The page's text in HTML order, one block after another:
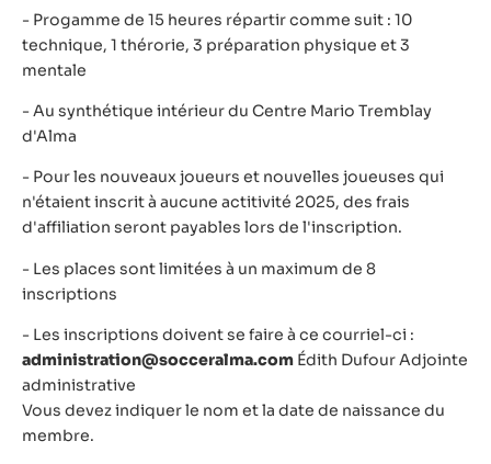
- Progamme de 15 heures répartir comme suit : 10
technique, 1 thérorie, 3 préparation physique et 3
mentale
- Au synthétique intérieur du Centre Mario Tremblay
d'Alma
- Pour les nouveaux joueurs et nouvelles joueuses qui
n'étaient inscrit à aucune actitivité 2025, des frais
d'affiliation seront payables lors de l'inscription.
- Les places sont limitées à un maximum de 8
inscriptions
- Les inscriptions doivent se faire à ce courriel-ci :
administration@socceralma.com Édith Dufour Adjointe
administrative
Vous devez indiquer le nom et la date de naissance du
membre.